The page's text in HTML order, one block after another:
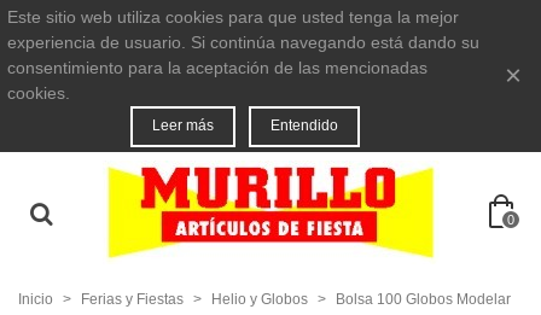
Este sitio web utiliza cookies para que usted tenga la mejor
experiencia de usuario. Si continúa navegando está dando su
consentimiento para la aceptación de las mencionadas
cookies.
Leer más Entendido
×
0
Inicio > Ferias y Fiestas > Helio y Globos > Bolsa 100 Globos Modelar